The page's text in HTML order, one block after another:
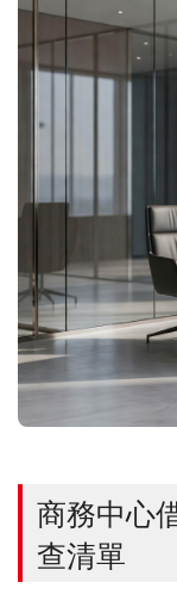
商務中心
查清單